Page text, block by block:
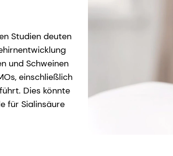
Studien deuten
und Schweinen
einschließlich
Dies könnte
für Sialinsäure